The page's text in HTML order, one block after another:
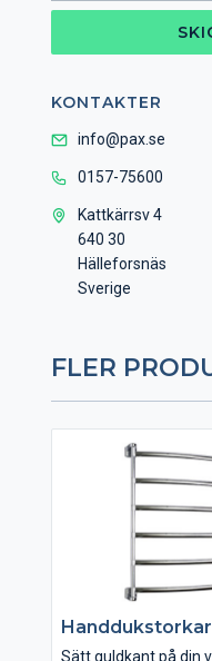
KONTAKTER
info@pax.se
0157-75600
Kattkärrsv 4
640 30
Hälleforsnäs
Sverige
FLER
Handdukstorkar
Sätt guldkant på din